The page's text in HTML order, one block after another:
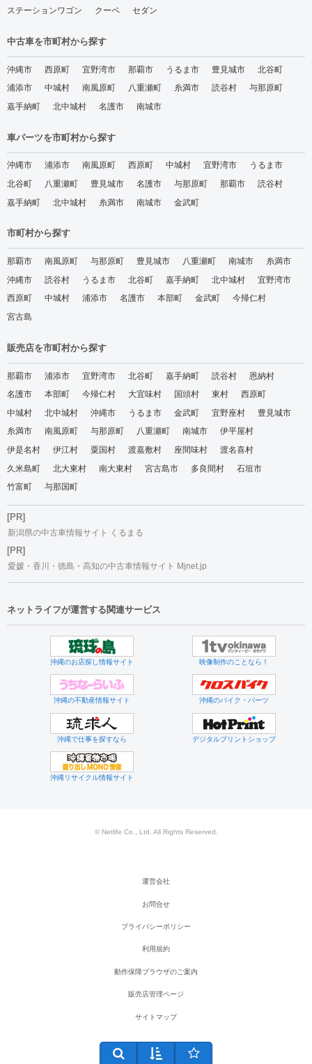
ステーションワゴン
クーペ セダン
中古車を市町村から探す
沖縄市 西原町 宜野湾市 那覇市 うるま市 豊見城市
北谷町
浦添市
中城村 南風原町 八重瀬町 糸満市 読谷村
与那原町
嘉手納町
北中城村 名護市 南城市
車パーツを市町村から探す
沖縄市 浦添市 南風原町 西原町 中城村 宜野湾市
うるま市
北谷町
八重瀬町 豊見城市 名護市 与那原町 那覇市
読谷村
嘉手納町
北中城村 糸満市 南城市 金武町
市町村から探す
那覇市 南風原町 与那原町 豊見城市 八重瀬町 南城市
糸満市
沖縄市
読谷村 うるま市 北谷町 嘉手納町 北中城村
宜野湾市
西原町
中城村 浦添市 名護市 本部町 金武町
今帰仁村
宮古島
販売店を市町村から探す
那覇市 浦添市 宜野湾市 北谷町 嘉手納町 読谷村
恩納村
名護市
本部町 今帰仁村 大宜味村 国頭村 東村
西原町
中城村
北中城村 沖縄市 うるま市 金武町 宜野座村
豊見城市
糸満市
南風原町 与那原町 八重瀬町 南城市
伊平屋村
伊是名村
伊江村 粟国村 渡嘉敷村 座間味村
渡名喜村
久米島町
北大東村 南大東村 宮古島市 多良間村
石垣市
竹富町
与那国町
[PR]
新潟県の中古車情報サイト くるまる
[PR]
愛媛・香川・徳島・高知の中古車情報サイト Mjnet.jp
ネットライフが運営する関連サービス
沖縄のお店探し情報サイト 映像制作のことなら！
沖縄の不動産情報サイト 沖縄のバイク・パーツ
沖縄で仕事を探すなら デジタルプリントショップ
沖縄リサイクル情報サイト
© Netlife Co., Ltd. All Rights Reserved.
運営会社
お問合せ
プライバシーポリシー
利用規約
動作保障ブラウザのご案内
販売店管理ページ
サイトマップ